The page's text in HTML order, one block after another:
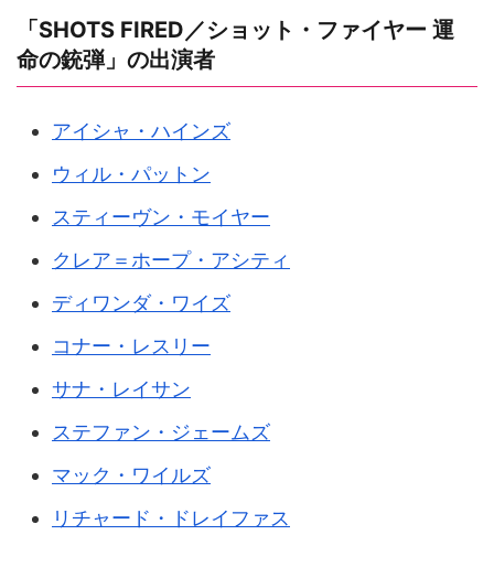
「SHOTS FIRED／ショット・ファイヤー 運
命の銃弾」の出演者
アイシャ・ハインズ
ウィル・パットン
スティーヴン・モイヤー
クレア＝ホープ・アシティ
ディワンダ・ワイズ
コナー・レスリー
サナ・レイサン
ステファン・ジェームズ
マック・ワイルズ
リチャード・ドレイファス